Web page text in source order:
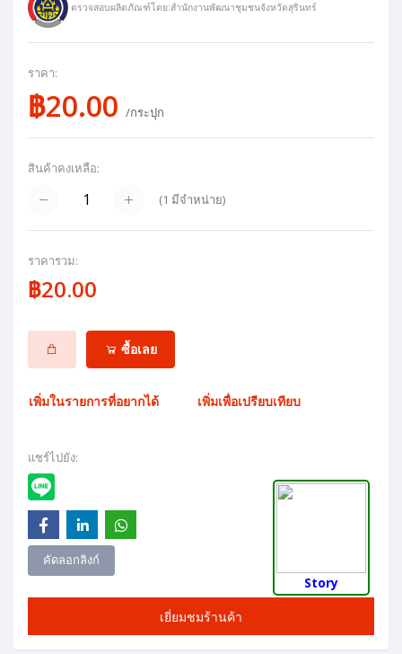
ตรวจสอบผลิตภัณฑ์โดย:สำนักงานพัฒนาชุมชนจังหวัดสุรินทร์
ราคา:
฿20.00 /กระปุก
สินค้าคงเหลือ:
(1 มีจำหน่าย)
ราคารวม:
฿20.00
ซื้อเลย
เพิ่มในรายการที่อยากได้ เพิ่มเพื่อเปรียบเทียบ
แชร์ไปยัง:
คัดลอกลิงก์
เยี่ยมชมร้านค้า
Story